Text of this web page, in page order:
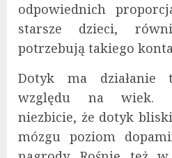
odpowiednich
starsze dzieci,
potrzebują takiego
Dotyk ma działanie
względu na wiek.
niezbicie, że dotyk
mózgu poziom